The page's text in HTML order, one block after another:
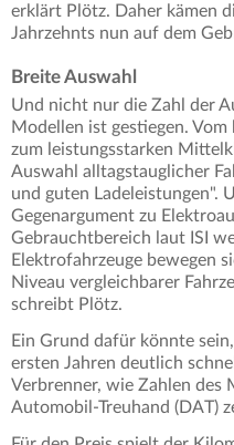
erklärt Plötz. Daher kämen
Jahrzehnts nun auf dem
Breite Auswahl
Und nicht nur die Zahl der
Modellen ist gestiegen.
zum leistungsstarken
Auswahl alltagstauglicher
und guten Ladeleistungen".
Gegenargument zu
Gebrauchtbereich laut ISI
Elektrofahrzeuge bewegen
Niveau vergleichbarer
schreibt Plötz.
Ein Grund dafür könnte
ersten Jahren deutlich
Verbrenner, wie Zahlen des
Automobil-Treuhand (DAT)